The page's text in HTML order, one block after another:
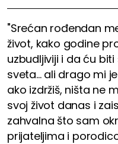
"Srećan rođendan
život, kako godine
uzbudljiviji i da ću
sveta... ali drago mi
ako izdržiš, ništa ne
svoj život danas i
zahvalna što sam
prijateljima i